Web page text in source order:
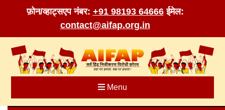
फ़ोन/व्हाट्सएप नंबर: +91 98193 64666 ईमेल:
contact@aifap.org.in
content
Menu